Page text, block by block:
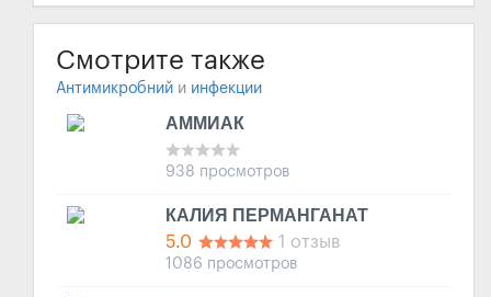
Смотрите также
Антимикробний и инфекции
АММИАК
938 просмотров
КАЛИЯ ПЕРМАНГАНАТ
5.0 1 отзыв
1086 просмотров